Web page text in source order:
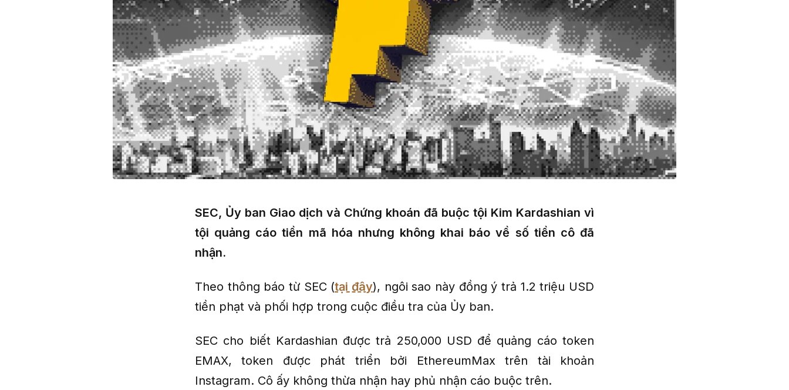
SEC, Ủy ban Giao dịch và Chứng khoán đã buộc tội Kim Kardashian vì
tội quảng cáo tiền mã hóa nhưng không khai báo về số tiền cô đã
nhận.
Theo thông báo từ SEC (tại đây), ngôi sao này đồng ý trả 1.2 triệu USD
tiền phạt và phối hợp trong cuộc điều tra của Ủy ban.
SEC cho biết Kardashian được trả 250,000 USD để quảng cáo token
EMAX, token được phát triển bởi EthereumMax trên tài khoản
Instagram. Cô ấy không thừa nhận hay phủ nhận cáo buộc trên.